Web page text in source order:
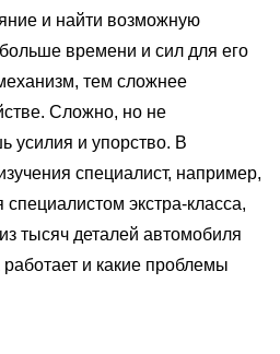
и найти возможную
времени и сил для его
тем сложнее
Сложно, но не
усилия и упорство. В
специалист, например,
экстра-класса,
тысяч деталей автомобиля
и какие проблемы